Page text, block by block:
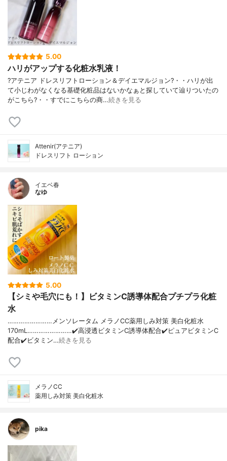
5.00
ハリがアップする化粧水乳液！
?アテニア ドレスリフトローション＆デイエマルジョン?・・ハリが出
て小じわがなくなる基礎化粧品はないかなぁと探していて辿りついたの
がこちら?・・すでにこちらの商…続きを見る
Attenir(アテニア)
ドレスリフト ローション
イエベ春
なゆ
5.00
【シミや毛穴にも！】ビタミンC誘導体配合プチプラ化粧
水
……………………メンソレータム メラノCC薬用しみ対策 美白化粧水
170mL……………………✔️高浸透ビタミンC誘導体配合✔️ピュアビタミンC
配合✔️ビタミン…続きを見る
メラノCC
薬用しみ対策 美白化粧水
pika